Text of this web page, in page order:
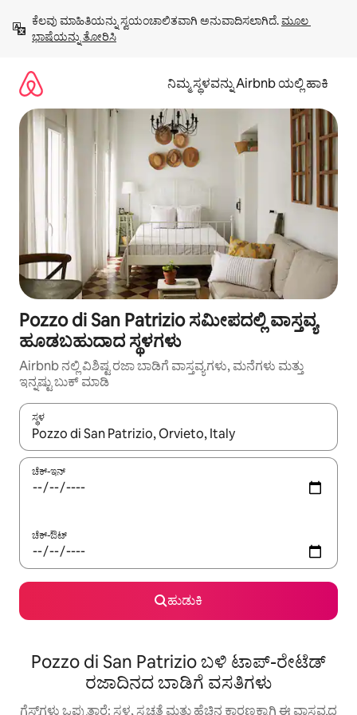
ಹೋಗಿ
ಕೆಲವು ಮಾಹಿತಿಯನ್ನು ಸ್ವಯಂಚಾಲಿತವಾಗಿ ಅನುವಾದಿಸಲಾಗಿದೆ. ಮೂಲ
ಭಾಷೆಯನ್ನು ತೋರಿಸಿ
ನಿಮ್ಮ ಸ್ಥಳವನ್ನು Airbnb ಯಲ್ಲಿ ಹಾಕಿ
Pozzo di San Patrizio ಸಮೀಪದಲ್ಲಿ ವಾಸ್ತವ್ಯ
ಹೂಡಬಹುದಾದ ಸ್ಥಳಗಳು
Airbnb ನಲ್ಲಿ ವಿಶಿಷ್ಟ ರಜಾ ಬಾಡಿಗೆ ವಾಸ್ತವ್ಯಗಳು, ಮನೆಗಳು ಮತ್ತು
ಇನ್ನಷ್ಟು ಬುಕ್ ಮಾಡಿ
ಸ್ಥಳ
ಫಲಿತಾಂಶಗಳು ಲಭ್ಯವಿರುವಾಗ, ಅಪ್ ಮತ್ತು ಡೌನ್ ಬಾಣದ ಕೀಲಿಗಳೊಂದಿಗೆ
ಚೆಕ್-ಇನ್
ಚೆಕ್-ಔಟ್
ಹುಡುಕಿ
Pozzo di San Patrizio ಬಳಿ ಟಾಪ್-ರೇಟೆಡ್
ರಜಾದಿನದ ಬಾಡಿಗೆ ವಸತಿಗಳು
ಗೆಸ್ಟ್‌ಗಳು ಒಪ್ಪುತ್ತಾರೆ: ಸ್ಥಳ, ಸ್ವಚ್ಛತೆ ಮತ್ತು ಹೆಚ್ಚಿನ ಕಾರಣಕ್ಕಾಗಿ ಈ ವಾಸ್ತವ್ಯದ